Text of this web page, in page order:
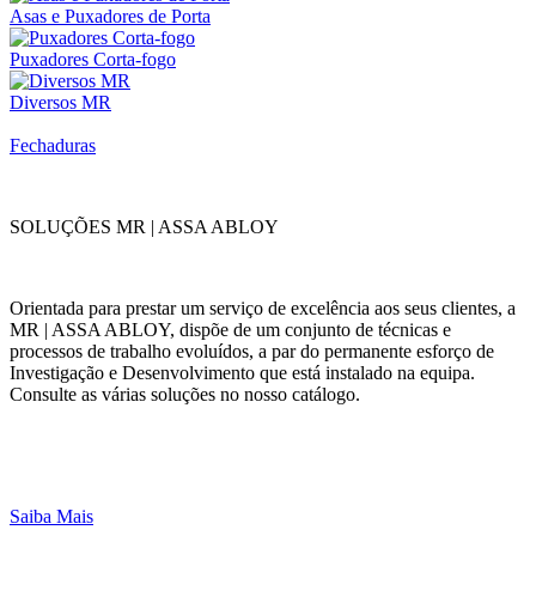
Asas e Puxadores de Porta
Puxadores Corta-fogo
Diversos MR
Fechaduras
SOLUÇÕES MR | ASSA ABLOY
Orientada para prestar um serviço de excelência aos seus clientes, a
MR | ASSA ABLOY, dispõe de um conjunto de técnicas e
processos de trabalho evoluídos, a par do permanente esforço de
Investigação e Desenvolvimento que está instalado na equipa.
Consulte as várias soluções no nosso catálogo.
Saiba Mais